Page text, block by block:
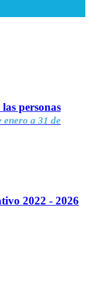
personas
enero a 31 de
2022 - 2026